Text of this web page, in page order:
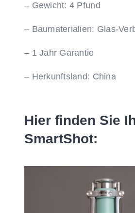
– Gewicht: 4 Pfund
– Baumaterialien: Glas-
– 1 Jahr Garantie
– Herkunftsland: China
Hier finden Sie
SmartShot: